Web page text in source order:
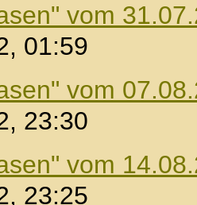
vom
01:59
vom
23:30
vom
23:25